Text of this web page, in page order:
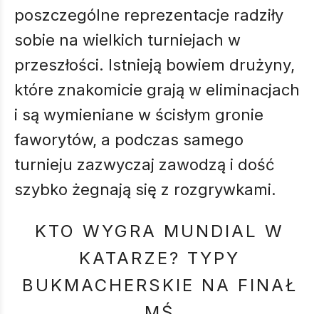
poszczególne reprezentacje radziły
sobie na wielkich turniejach w
przeszłości. Istnieją bowiem drużyny,
które znakomicie grają w eliminacjach
i są wymieniane w ścisłym gronie
faworytów, a podczas samego
turnieju zazwyczaj zawodzą i dość
szybko żegnają się z rozgrywkami.
KTO WYGRA MUNDIAL W
KATARZE? TYPY
BUKMACHERSKIE NA FINAŁ